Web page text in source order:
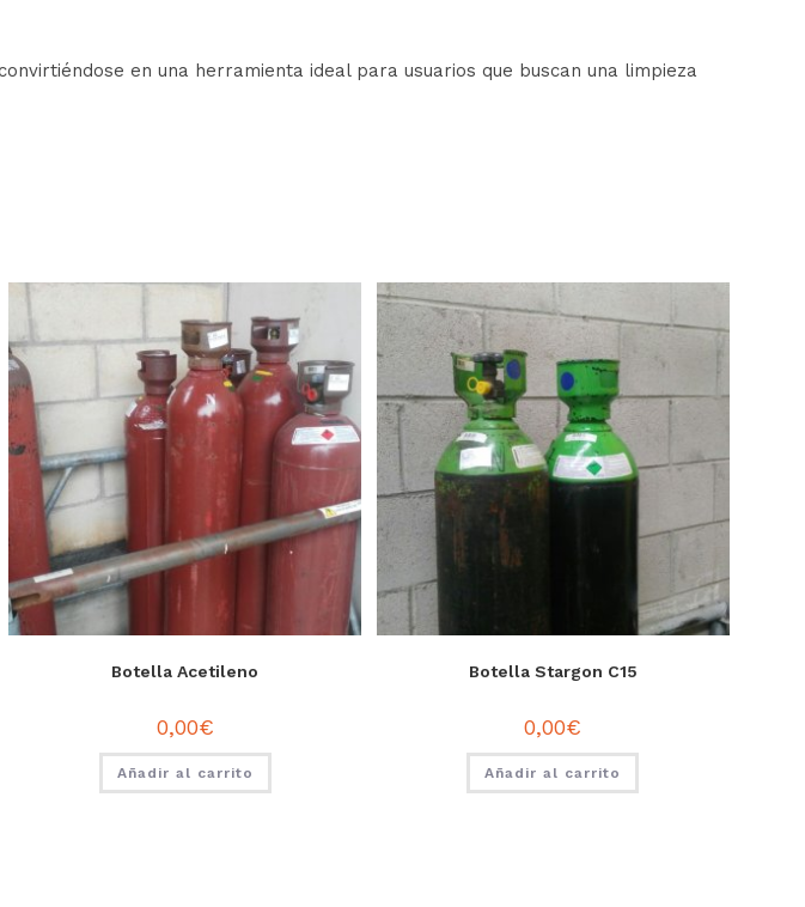
en una herramienta ideal para usuarios que buscan una limpieza
Botella Acetileno
0,00€
Añadir al carrito
Botella Stargon C15
0,00€
Añadir al carrito